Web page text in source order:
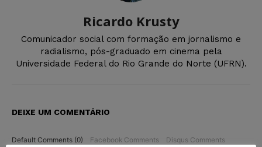
Ricardo Krusty
Comunicador social com formação em jornalismo e
radialismo, pós-graduado em cinema pela
Universidade Federal do Rio Grande do Norte (UFRN).
DEIXE UM COMENTÁRIO
Default Comments (0) Facebook Comments Disqus Comments